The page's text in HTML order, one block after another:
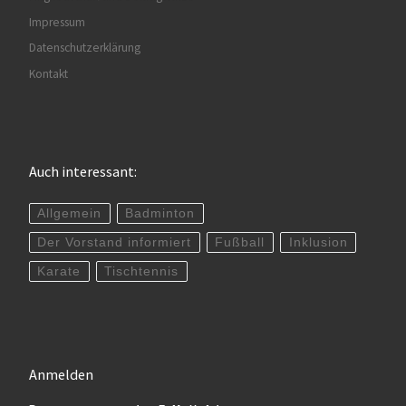
Impressum
Datenschutzerklärung
Kontakt
Auch interessant:
Allgemein Badminton
Der Vorstand informiert Fußball Inklusion
Karate Tischtennis
Anmelden